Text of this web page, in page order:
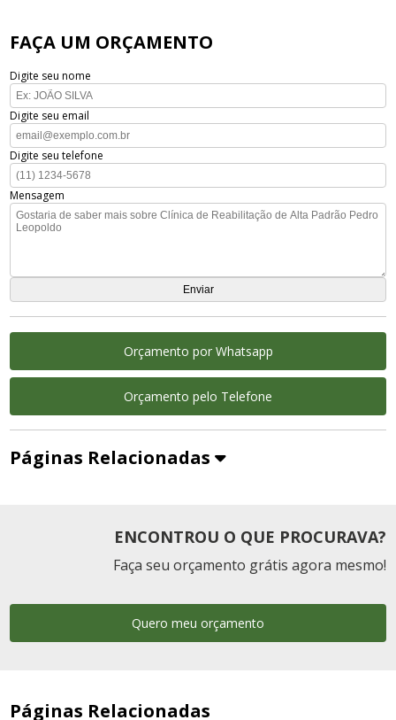
FAÇA UM ORÇAMENTO
Digite seu nome
Digite seu email
Digite seu telefone
Mensagem
Orçamento por Whatsapp
Orçamento pelo Telefone
Páginas Relacionadas
ENCONTROU O QUE PROCURAVA?
Faça seu orçamento grátis agora mesmo!
Quero meu orçamento
Páginas Relacionadas